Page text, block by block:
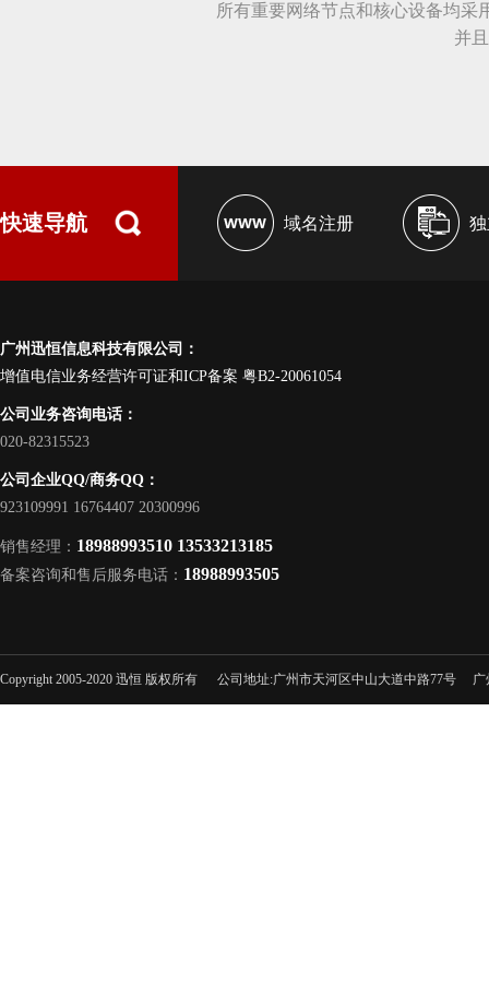
所有重要网络节点和核心设备均采
并
快速导航 域名注册
广州迅恒信息科技有限公司：
增值电信业务经营许可证和ICP备案 粤B2-20061054
公司业务咨询电话：
020-82315523
公司企业QQ/商务QQ：
923109991 16764407 20300996
销售经理： 18988993510 13533213185
备案咨询和售后服务电话： 18988993505
Copyright 2005-2020 迅恒 版权所有 公司地址:广州市天河区中山大道中路77号